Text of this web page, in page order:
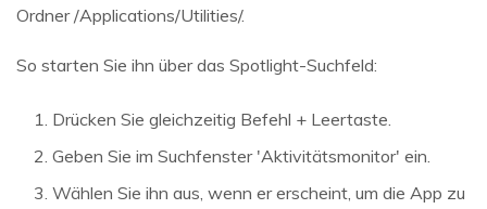
Ordner /Applications/Utilities/.
So starten Sie ihn über das Spotlight-Suchfeld:
Drücken Sie gleichzeitig Befehl + Leertaste.
Geben Sie im Suchfenster 'Aktivitätsmonitor' ein.
Wählen Sie ihn aus, wenn er erscheint, um die App zu